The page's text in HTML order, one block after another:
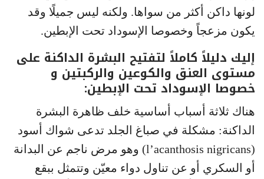
لونها داكن أكثر من سواها. ولكنه ليس جميلًا وقد
يكون مزعجاً وخصوصا الإسوداد تحت الإبطين.
إليك دليلاً كاملاً لتفتيح البشرة الداكنة على
مستوى العنق والكوعين والركبتين و
خصوصا الإسوداد تحت الإبطين:
هناك ثلاثة أسباب أساسية خلف ظاهرة البشرة
الداكنة: مشكلة في صباغ الجلد تدعى شواك أسود
(l’acanthosis nigricans) وهو مرض ناجم عن البدانة
أو السكري أو عن تناول دواء معيّن وتتمثل ببقع